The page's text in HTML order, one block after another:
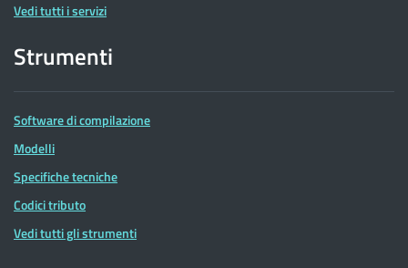
Vedi tutti i servizi
Strumenti
Software di compilazione
Modelli
Specifiche tecniche
Codici tributo
Vedi tutti gli strumenti